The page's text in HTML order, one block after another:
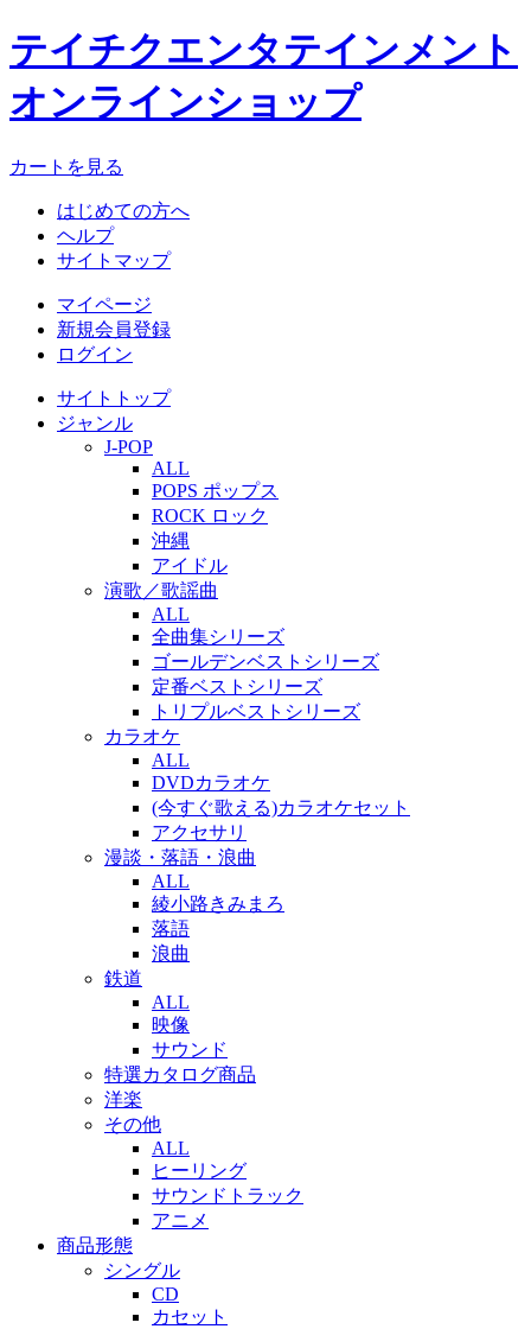
テイチクエンタテインメント
オンラインショップ
カートを見る
はじめての方へ
ヘルプ
サイトマップ
マイページ
新規会員登録
ログイン
サイトトップ
ジャンル
J-POP
ALL
POPS ポップス
ROCK ロック
沖縄
アイドル
演歌／歌謡曲
ALL
全曲集シリーズ
ゴールデンベストシリーズ
定番ベストシリーズ
トリプルベストシリーズ
カラオケ
ALL
DVDカラオケ
(今すぐ歌える)カラオケセット
アクセサリ
漫談・落語・浪曲
ALL
綾小路きみまろ
落語
浪曲
鉄道
ALL
映像
サウンド
特選カタログ商品
洋楽
その他
ALL
ヒーリング
サウンドトラック
アニメ
商品形態
シングル
CD
カセット